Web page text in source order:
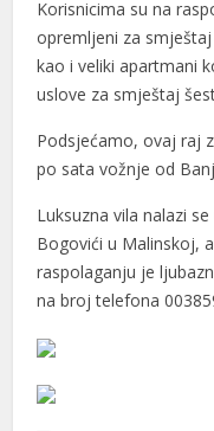
Korisnicima su na
opremljeni za
kao i veliki apartmani
uslove za smještaj
Podsjećamo, ovaj raj
po sata vožnje od
Luksuzna vila nalazi
Bogovići u Malinskoj,
raspolaganju je
na broj telefona